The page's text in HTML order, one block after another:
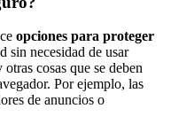
opciones para proteger
sin necesidad de usar
cosas que se deben
Por ejemplo, las
de anuncios o